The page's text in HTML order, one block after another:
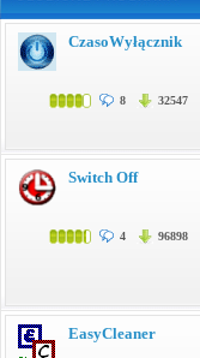
CzasoWyłącznik
8 32547
Switch Off
4 96898
EasyCleaner